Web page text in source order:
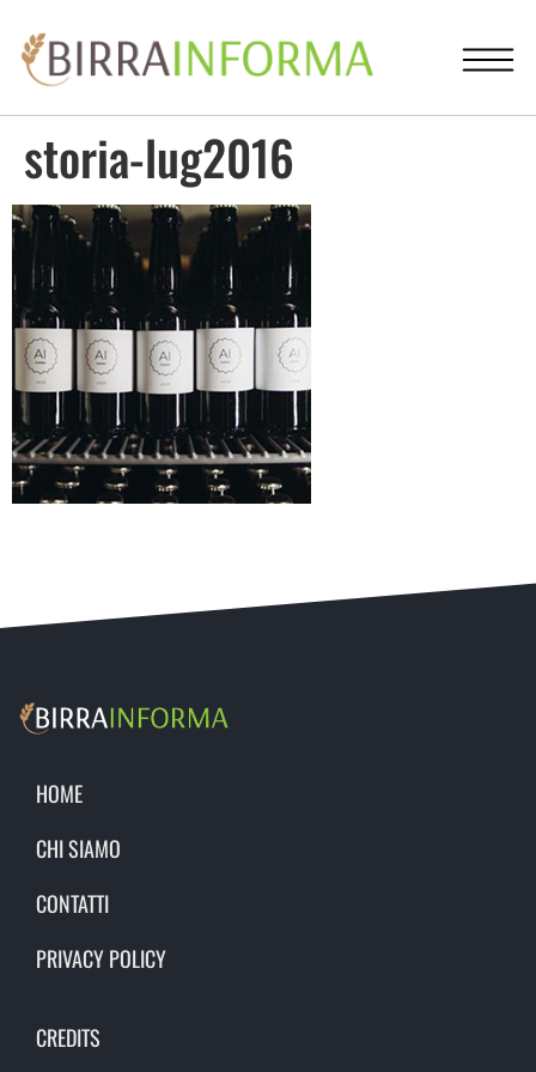
storia-lug2016
HOME
CHI SIAMO
CONTATTI
PRIVACY POLICY
CREDITS